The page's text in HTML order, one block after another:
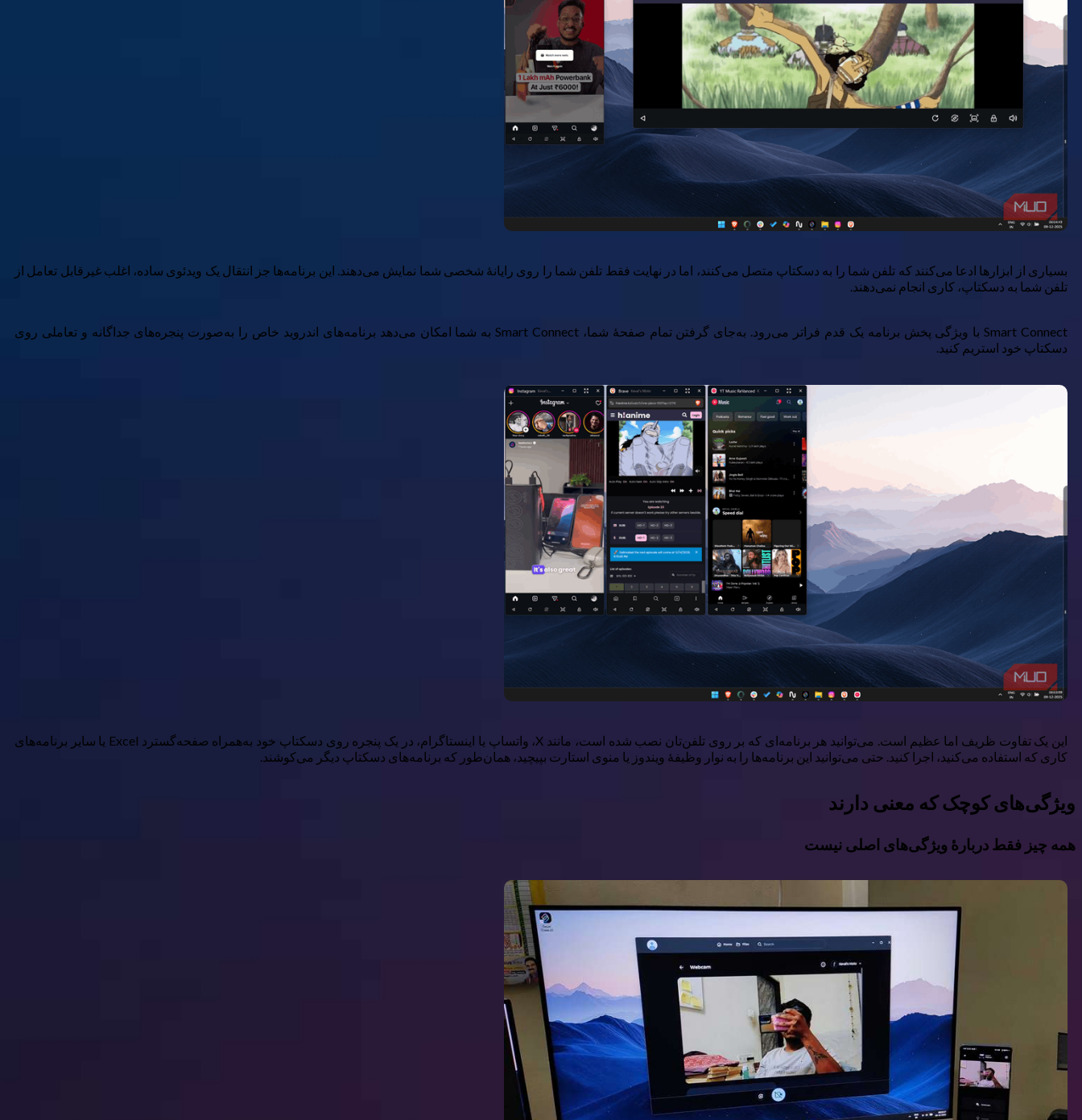
بسیاری از ابزارها ادعا می‌کنند که تلفن شما را به دسکتاپ متصل می‌کنند، اما در نهایت فقط تلفن شما را روی رایانهٔ شخصی شما نمایش می‌دهند. این برنامه‌ها جز انتقال یک ویدئوی ساده، اغلب غیرقابل تعامل از
تلفن شما به دسکتاپ، کاری انجام نمی‌دهند.
Smart Connect با ویژگی پخش برنامه یک قدم فراتر می‌رود. به‌جای گرفتن تمام صفحهٔ شما، Smart Connect به شما امکان می‌دهد برنامه‌های اندروید خاص را به‌صورت پنجره‌های جداگانه و تعاملی روی
دسکتاپ خود استریم کنید.
این یک تفاوت ظریف اما عظیم است. می‌توانید هر برنامه‌ای که بر روی تلفن‌تان نصب شده است، مانند X، واتساپ یا اینستاگرام، در یک پنجره روی دسکتاپ خود به‌همراه صفحه‌گسترد Excel یا سایر برنامه‌های
کاری که استفاده می‌کنید، اجرا کنید. حتی می‌توانید این برنامه‌ها را به نوار وظیفهٔ ویندوز یا منوی استارت بپیچید، همان‌طور که برنامه‌های دسکتاپ دیگر می‌کوشند.
ویژگی‌های کوچک که معنی دارند
همه چیز فقط دربارهٔ ویژگی‌های اصلی نیست